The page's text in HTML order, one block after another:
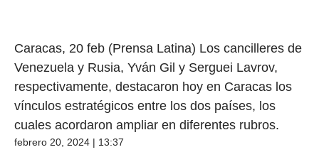
Caracas, 20 feb (Prensa Latina) Los cancilleres de
Venezuela y Rusia, Yván Gil y Serguei Lavrov,
respectivamente, destacaron hoy en Caracas los
vínculos estratégicos entre los dos países, los
cuales acordaron ampliar en diferentes rubros.
febrero 20, 2024 | 13:37